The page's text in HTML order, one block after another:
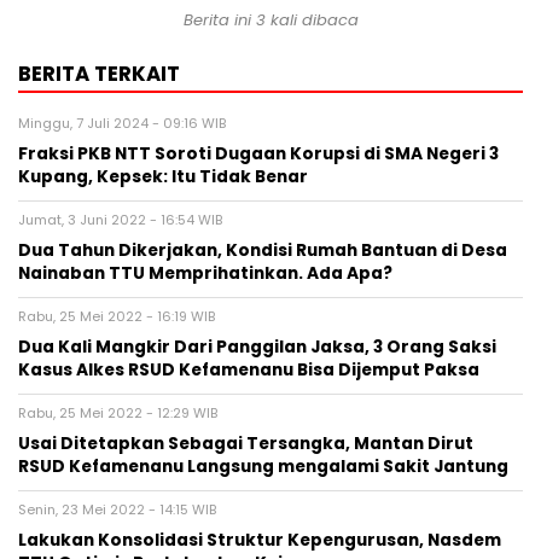
Berita ini 3 kali dibaca
BERITA TERKAIT
Minggu, 7 Juli 2024 - 09:16 WIB
Fraksi PKB NTT Soroti Dugaan Korupsi di SMA Negeri 3
Kupang, Kepsek: Itu Tidak Benar
Jumat, 3 Juni 2022 - 16:54 WIB
Dua Tahun Dikerjakan, Kondisi Rumah Bantuan di Desa
Nainaban TTU Memprihatinkan. Ada Apa?
Rabu, 25 Mei 2022 - 16:19 WIB
Dua Kali Mangkir Dari Panggilan Jaksa, 3 Orang Saksi
Kasus Alkes RSUD Kefamenanu Bisa Dijemput Paksa
Rabu, 25 Mei 2022 - 12:29 WIB
Usai Ditetapkan Sebagai Tersangka, Mantan Dirut
RSUD Kefamenanu Langsung mengalami Sakit Jantung
Senin, 23 Mei 2022 - 14:15 WIB
Lakukan Konsolidasi Struktur Kepengurusan, Nasdem